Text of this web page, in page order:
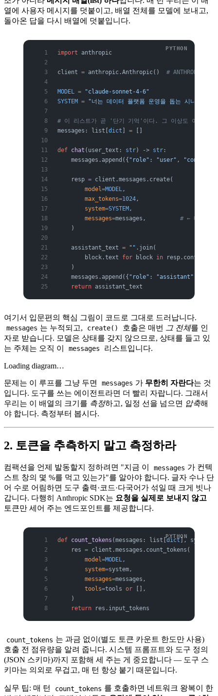
열에 사용자 메시지를 덧붙이고, 배열 전체를 모델에 보내고,
돌아온 답을 다시 배열에 덧붙입니다.
import anthropic
client = anthropic.Anthropic() #
MODEL = "claude-sonnet-4-6"
SYSTEM = "너는 데이터 플랫폼 운영을 돕는 시니어 엔
# 이 리스트가 곧 '단기 기억'이다. 그 이상도 이하도
messages: list[dict ] = []
def chat (user_text: str) -> str :
    messages.append({
"role" : "user" , "content"
    resp
= client.messages.create(
        model
=MODEL ,
        max_tokens
=1024 ,
        system
=SYSTEM ,
        messages
=messages, # ← 매 턴 '
    )
    assistant_text
= "" .join(
        block.text
for block in resp.content
    )
    messages.append({
"role" : "assistant"
    return
assistant_text
여기서 입문편의 핵심 그림이 코드로 그대로 드러납니다.
messages 는 누적되고, create() 호출은 매번 그 전체를 인
자로 받습니다. 모델은 상태를 갖지 않으므로, 상태를 들고 있
는 주체는 오직 이
messages 리스트입니다.
Loading diagram…
문제는 이 루프를 그냥 두면 messages 가 무한히 자란다는 것
입니다. 도구를 쓰는 에이전트라면 더 빨리 자랍니다. 그래서
우리는 이 배열의 크기를 측정하고, 일정 선을 넘으면 압축해
야 합니다. 측정부터 봅시다.
2. 토큰을 추측하지 말고 측정하라
컴팩션을 언제 발동할지 정하려면 "지금 이 messages 가 컨텍
스트 창의 몇 %를 먹고 있는가"를 알아야 합니다. 글자 수나 단
어 수로 어림하면 도구 출력·코드·다국어가 섞일 때 크게 빗나
갑니다. 다행히 Anthropic SDK는 요청을 실제로 보내지 않고
토큰만 세어 주는 엔드포인트를 제공합니다.
def count_tokens (messages: list[dict], system:
    res
= client.messages.count_tokens(
        model
=MODEL,
        system
=system,
        messages
=messages,
        tools
=tools or [],
    )
    return
res.input_tokens
count_tokens 는 과금 없이(별도 토큰 카운트 한도만 사용)
호출 전 점유량을 알려 줍니다. 시스템 프롬프트와 도구 정의
(JSON 스키마)까지 포함해 세 주는 게 중요합니다 — 도구 스
키마는 의외로 무겁고, 매 턴 항상 붙기 때문입니다.
실무 팁: 매 턴 count_tokens 를 호출하면 네트워크 왕복이 한